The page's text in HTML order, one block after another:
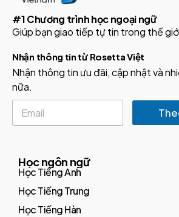
#1 Chương trình học ngoại ngữ
Giúp bạn giao tiếp tự tin trong thế
Nhận thông tin từ Rosetta Việt
Nhận thông tin ưu đãi, cập nhật và
nữa.
E
a
Học ngôn ngữ
Học Tiếng Anh
Học Tiếng Trung
Học Tiếng Hàn